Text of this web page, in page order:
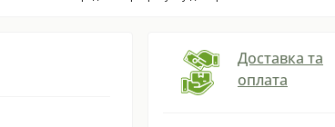
Доставка та
оплата